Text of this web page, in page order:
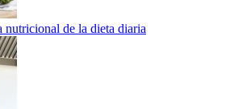
nutricional de la dieta diaria